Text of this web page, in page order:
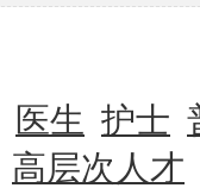
医生 护士
高层次人才